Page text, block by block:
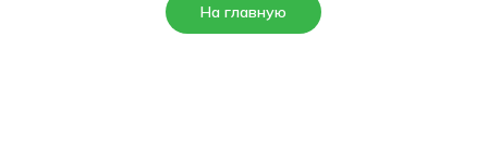
На главную